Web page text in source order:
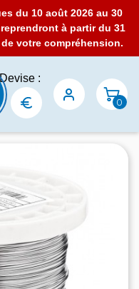
du 10 août 2026 au 30
à partir du 31
votre compréhension.
:
0